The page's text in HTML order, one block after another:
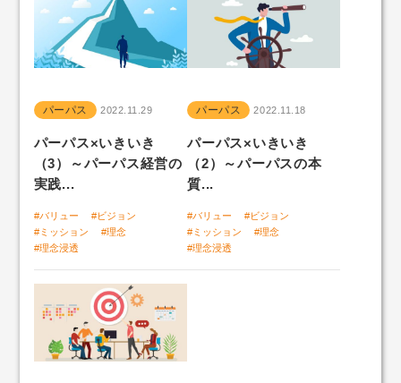
パーパス 2022.11.29
パーパス×いきいき
（3）～パーパス経営の
実践...
#バリュー
#ビジョン
#ミッション
#理念
#理念浸透
パーパス 2022.11.18
パーパス×いきいき
（2）～パーパスの本
質...
#バリュー
#ビジョン
#ミッション
#理念
#理念浸透